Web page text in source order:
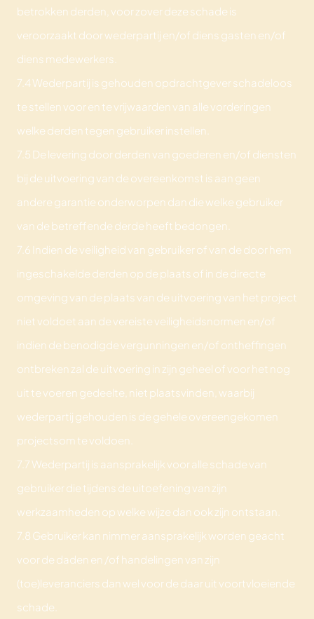
betrokken derden, voor zover deze schade is
veroorzaakt door wederpartij en/of diens gasten en/of
diens medewerkers.
7.4 Wederpartij is gehouden opdrachtgever schadeloos
te stellen voor en te vrijwaarden van alle vorderingen
welke derden tegen gebruiker instellen.
7.5 De levering door derden van goederen en/of diensten
bij de uitvoering van de overeenkomst is aan geen
andere garantie onderworpen dan die welke gebruiker
van de betreffende derde heeft bedongen.
7.6 Indien de veiligheid van gebruiker of van de door hem
ingeschakelde derden op de plaats of in de directe
omgeving van de plaats van de uitvoering van het project
niet voldoet aan de vereiste veiligheidsnormen en/of
indien de benodigde vergunningen en/of ontheffingen
ontbreken zal de uitvoering in zijn geheel of voor het nog
uit te voeren gedeelte, niet plaatsvinden, waarbij
wederpartij gehouden is de gehele overeengekomen
projectsom te voldoen.
7.7 Wederpartij is aansprakelijk voor alle schade van
gebruiker die tijdens de uitoefening van zijn
werkzaamheden op welke wijze dan ook zijn ontstaan.
7.8 Gebruiker kan nimmer aansprakelijk worden geacht
voor de daden en /of handelingen van zijn
(toe)leveranciers dan wel voor de daar uit voortvloeiende
schade.